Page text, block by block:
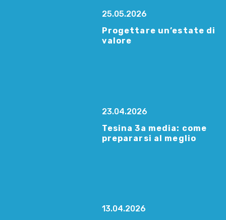
25.05.2026
Progettare un’estate di
valore
23.04.2026
Tesina 3a media: come
prepararsi al meglio
13.04.2026